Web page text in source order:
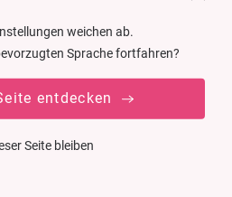
weichen ab.
Sprache fortfahren?
entdecken
Seite bleiben